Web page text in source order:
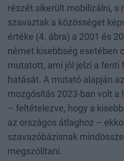
részét sikerült mobilizálni, s
szavaztak a közösséget
értéke (4. ábra) a 2001 és
német kisebbség esetében
mutatott, ami jól jelzi a fenti
hatását. A mutató alapján
mozgósítás 2023-ban volt a
– feltételezve, hogy a
az országos átlaghoz –
szavazóbázisnak
megszólítani.